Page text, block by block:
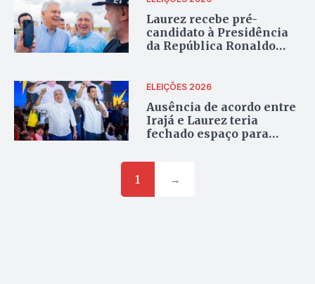
Laurez recebe pré-
candidato à Presidência
da República Ronaldo
ELEIÇÕES 2026
Ausência de acordo entre
Irajá e Laurez teria
fechado espaço para
no grupo majoritário
1
→